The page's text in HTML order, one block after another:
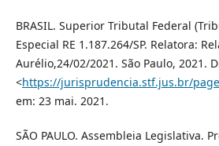
BRASIL. Superior Tributal Federal
Especial RE 1.187.264/SP. Relatora:
Aurélio,24/02/2021. São Paulo, 2021.
<https://jurisprudencia.stf.jus.br/
em: 23 mai. 2021.
SÃO PAULO. Assembleia Legislativa.